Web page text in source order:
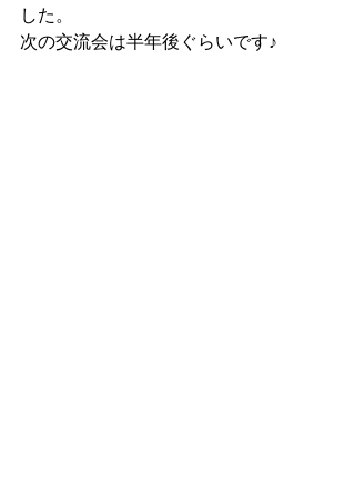
した。
次の交流会は半年後ぐらいです♪